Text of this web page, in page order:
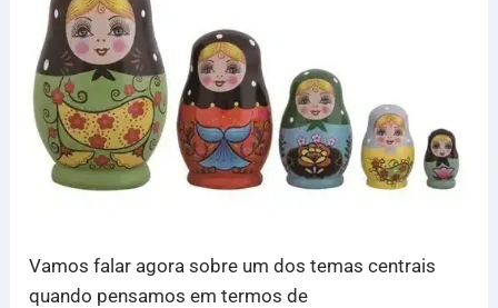
Vamos falar agora sobre um dos temas centrais
quando pensamos em termos de